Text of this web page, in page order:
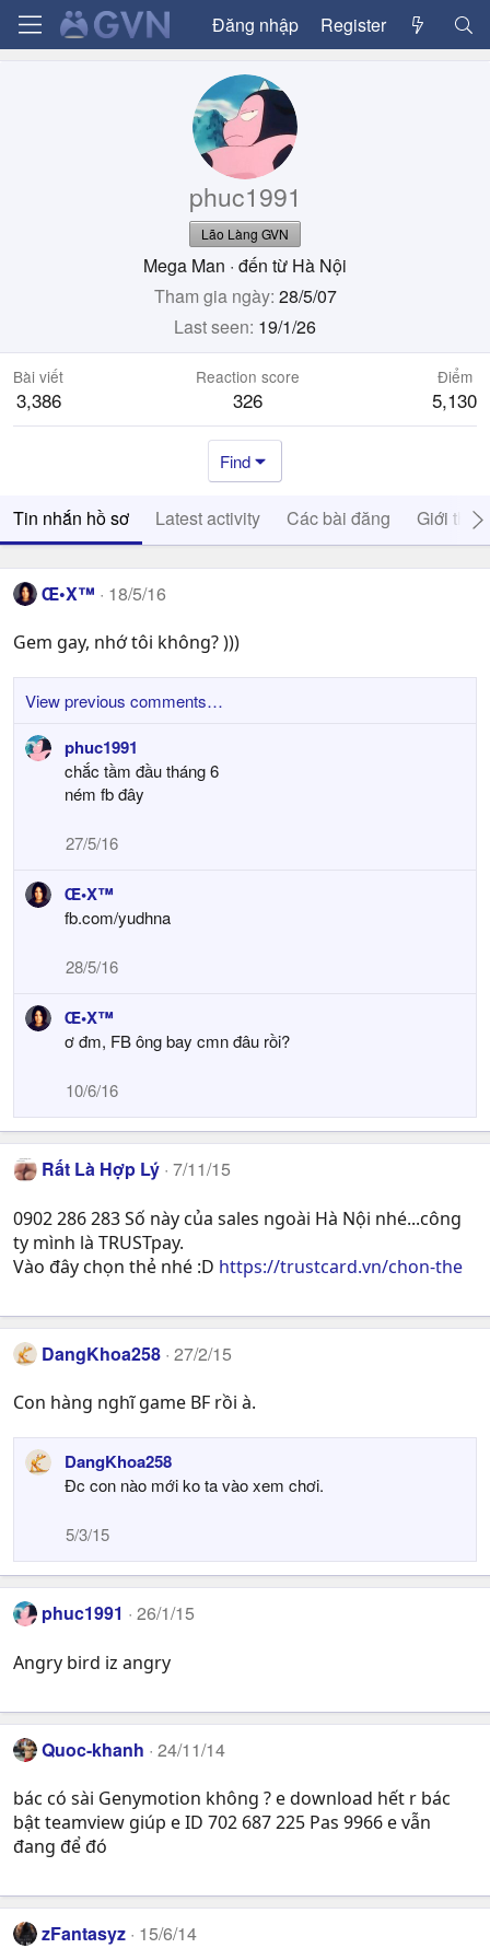
Đăng nhập Register
phuc1991
Lão Làng GVN
Mega Man · đến từ Hà Nội
Tham gia ngày 28/5/07
Last seen 19/1/26
Bài viết
3,386
Reaction score
326
Điểm
5,130
Find
Tin nhắn hồ sơ Latest activity Các bài đăng Giới thiệu
Œ•X™ 18/5/16
Gem gay, nhớ tôi không? )))
View previous comments…
phuc1991
chắc tầm đầu tháng 6
ném fb đây
27/5/16
Œ•X™
fb.com/yudhna
28/5/16
Œ•X™
ơ đm, FB ông bay cmn đâu rồi?
10/6/16
Rất Là Hợp Lý 7/11/15
0902 286 283 Số này của sales ngoài Hà Nội nhé...công
ty mình là TRUSTpay.
Vào đây chọn thẻ nhé :D https://trustcard.vn/chon-the
DangKhoa258 27/2/15
Con hàng nghĩ game BF rồi à.
DangKhoa258
Đc con nào mới ko ta vào xem chơi.
5/3/15
phuc1991 26/1/15
Angry bird iz angry
Quoc-khanh 24/11/14
bác có sài Genymotion không ? e download hết r bác
bật teamview giúp e ID 702 687 225 Pas 9966 e vẫn
đang để đó
zFantasyz 15/6/14